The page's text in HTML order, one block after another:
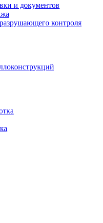
и документов
контроля